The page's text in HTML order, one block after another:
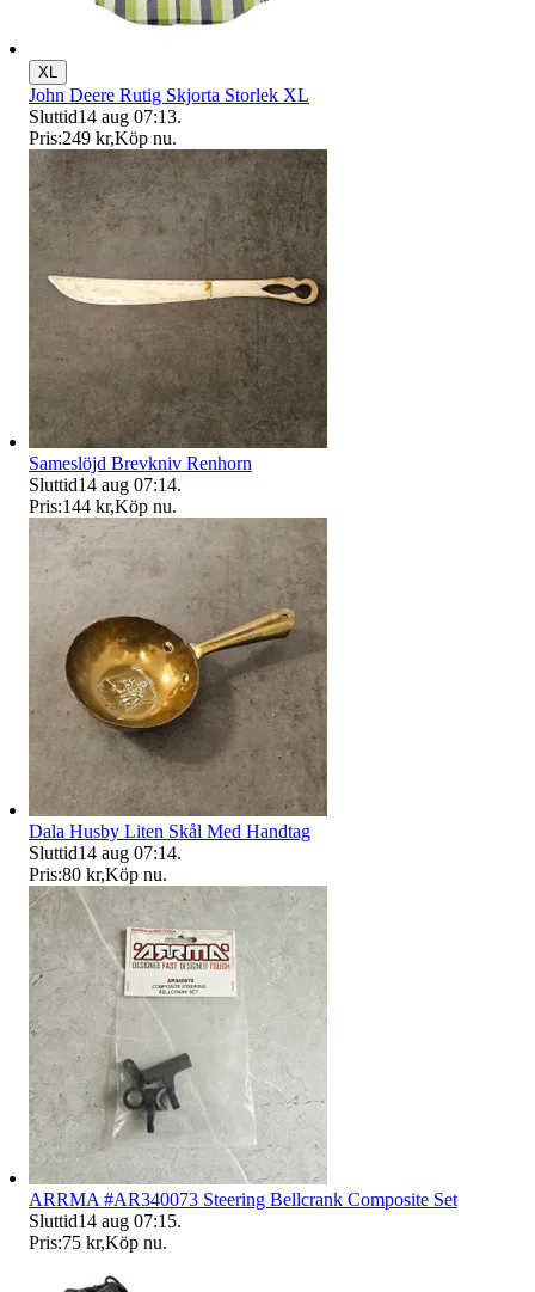
XL
John Deere Rutig Skjorta Storlek XL
Sluttid14 aug 07:13.
Pris:249 kr,Köp nu.
Sameslöjd Brevkniv Renhorn
Sluttid14 aug 07:14.
Pris:144 kr,Köp nu.
Dala Husby Liten Skål Med Handtag
Sluttid14 aug 07:14.
Pris:80 kr,Köp nu.
ARRMA #AR340073 Steering Bellcrank Composite Set
Sluttid14 aug 07:15.
Pris:75 kr,Köp nu.